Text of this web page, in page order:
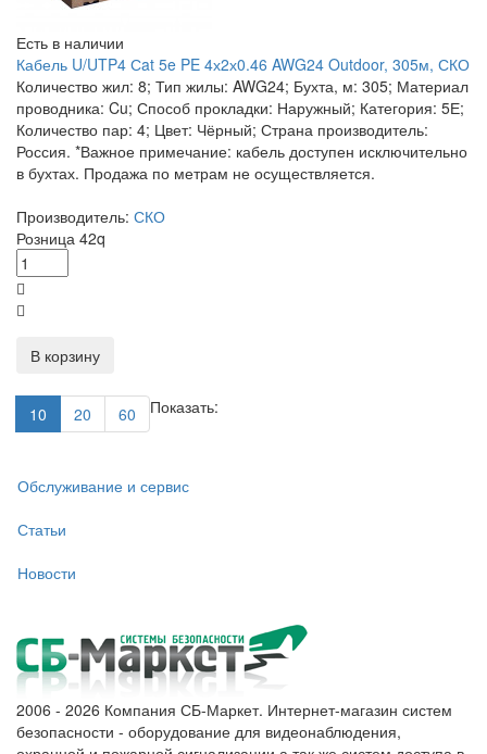
Есть в наличии
Кабель U/UTP4 Сat 5e PE 4х2х0.46 AWG24 Outdoor, 305м, СКО
Количество жил: 8; Тип жилы: AWG24; Бухта, м: 305; Материал
проводника: Cu; Способ прокладки: Наружный; Категория: 5Е;
Количество пар: 4; Цвет: Чёрный; Страна производитель:
Россия. *Важное примечание: кабель доступен исключительно
в бухтах. Продажа по метрам не осуществляется.
Производитель: СКО
Розница 42q
В корзину
Показать:
10 20 60
Обслуживание и сервис
Статьи
Новости
2006 - 2026 Компания СБ-Маркет. Интернет-магазин систем
безопасности - оборудование для видеонаблюдения,